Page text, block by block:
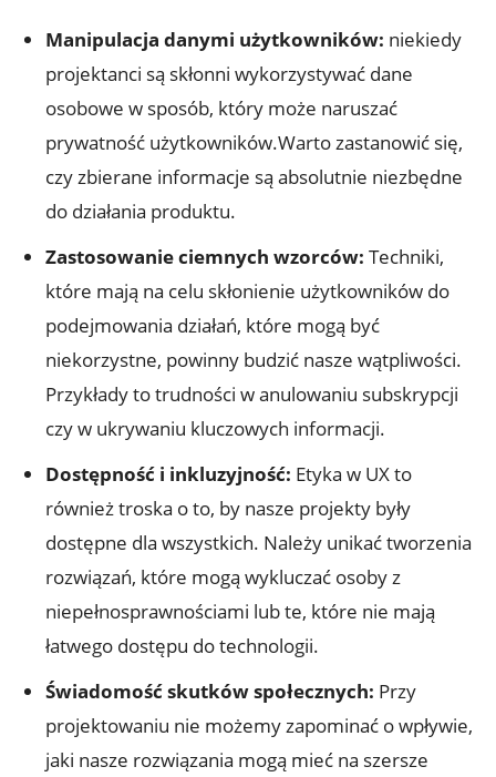
Manipulacja danymi użytkowników: niekiedy
projektanci są skłonni wykorzystywać dane
osobowe w sposób, który może naruszać
prywatność użytkowników.Warto zastanowić się,
czy zbierane informacje są absolutnie niezbędne
do działania produktu.
Zastosowanie ciemnych wzorców: Techniki,
które mają na celu skłonienie użytkowników do
podejmowania działań, które mogą być
niekorzystne, powinny budzić nasze wątpliwości.
Przykłady to trudności w anulowaniu subskrypcji
czy w ukrywaniu kluczowych informacji.
Dostępność i inkluzyjność: Etyka w UX to
również troska o to, by nasze projekty były
dostępne dla wszystkich. Należy unikać tworzenia
rozwiązań, które mogą wykluczać osoby z
niepełnosprawnościami lub te, które nie mają
łatwego dostępu do technologii.
Świadomość skutków społecznych: Przy
projektowaniu nie możemy zapominać o wpływie,
jaki nasze rozwiązania mogą mieć na szersze